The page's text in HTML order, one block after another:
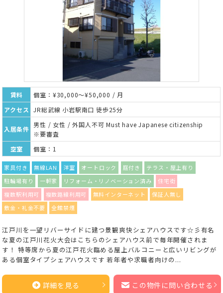
賃料
個室：¥30,000～¥50,000 / 月
アクセス
JR総武線 小岩駅南口 徒歩25分
入居条件
男性 / 女性 / 外国人不可 Must have Japanese citizenship
※要審査
空室
個室：1
家具付き 無線LAN 洋室 オートロック 庭付き
テラス・屋上有り
駐輪場有り
一軒家 リフォーム・リノベーション済み
住宅街
複数駅利用可
複数路線利用可 無料インターネット
保証人無し
敷金・礼金不要
全館禁煙
江戸川を一望リバーサイドに建つ景観爽快シェアハウスです☆彡有名
な夏の江戸川花火大会はこちらのシェアハウス前で毎年開催されま
す！ 特等席から夏の江戸花火臨める屋上バルコニーと広いリビングが
ある個室タイプシェアハウスです 若年者や求職者向けの...
詳細を見る この物件に問い合わせる